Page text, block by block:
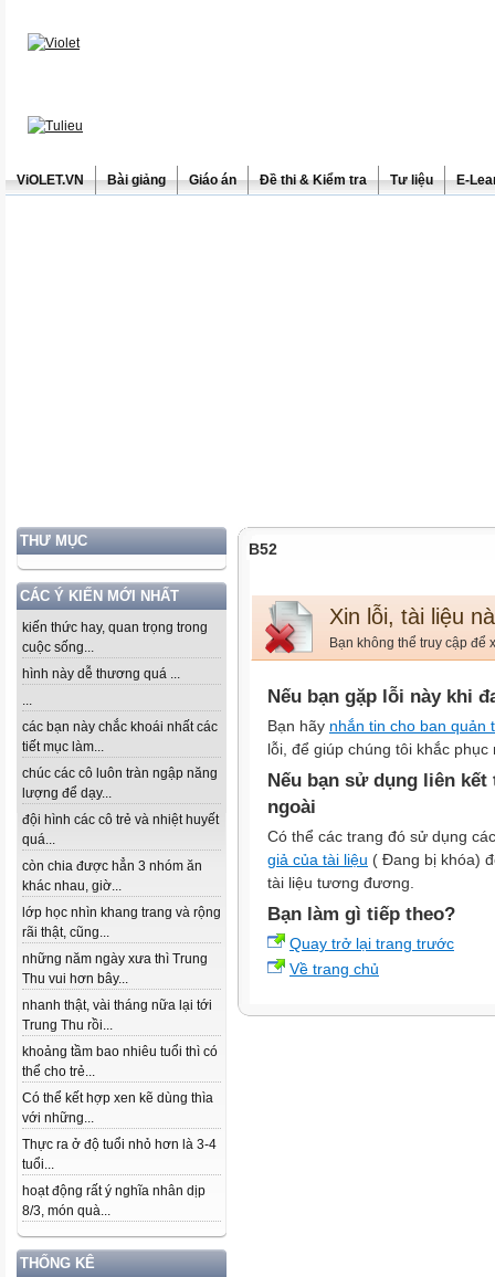
ViOLET.VN Bài giảng Giáo án Đề thi & Kiểm tra Tư liệu E-
THƯ MỤC
CÁC Ý KIẾN MỚI NHẤT
kiến thức hay, quan trọng trong
cuộc sống...
hình này dễ thương quá ...
...
các bạn này chắc khoái nhất các
tiết mục làm...
chúc các cô luôn tràn ngập năng
lượng để dạy...
đội hình các cô trẻ và nhiệt huyết
quá...
còn chia được hẳn 3 nhóm ăn
khác nhau, giờ...
lớp học nhìn khang trang và rộng
rãi thật, cũng...
những năm ngày xưa thì Trung
Thu vui hơn bây...
nhanh thật, vài tháng nữa lại tới
Trung Thu rồi...
khoảng tầm bao nhiêu tuổi thì có
thể cho trẻ...
Có thể kết hợp xen kẽ dùng thìa
với những...
Thực ra ở độ tuổi nhỏ hơn là 3-4
tuổi...
hoạt động rất ý nghĩa nhân dịp
8/3, món quà...
THỐNG KÊ
B52
Xin lỗi, tài liệu
Bạn không thể truy cập để
Nếu bạn gặp lỗi này khi
Bạn hãy nhắn tin cho ban quản
lỗi, để giúp chúng tôi khắc phục
Nếu bạn sử dụng liên
ngoài
Có thể các trang đó sử dụng
giả của tài liệu ( Đang bị khóa)
tài liệu tương đương.
Bạn làm gì tiếp theo?
Quay trở lại trang trước
Về trang chủ